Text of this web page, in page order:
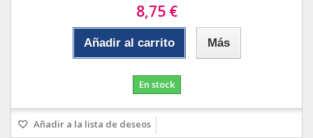
8,75 €
Añadir al carrito Más
En stock
Añadir a la lista de deseos